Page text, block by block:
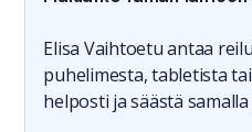
Elisa Vaihtoetu antaa
puhelimesta, tabletista
helposti ja säästä